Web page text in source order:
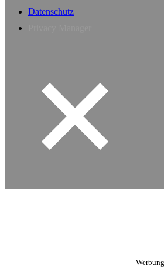
Datenschutz